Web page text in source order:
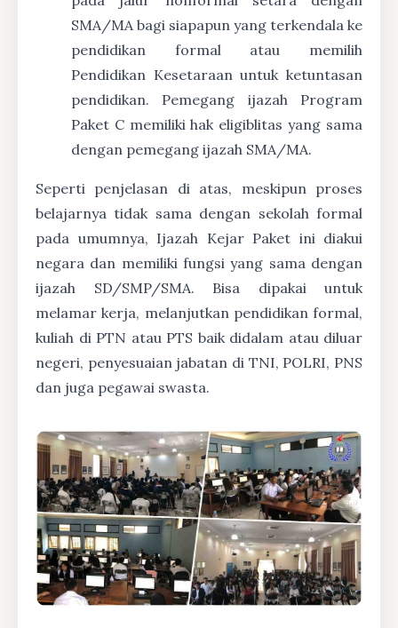
SMA/MA bagi siapapun yang terkendala ke
pendidikan formal atau memilih
Pendidikan Kesetaraan untuk ketuntasan
pendidikan. Pemegang ijazah Program
Paket C memiliki hak eligiblitas yang sama
dengan pemegang ijazah SMA/MA.
Seperti penjelasan di atas, meskipun proses
belajarnya tidak sama dengan sekolah formal
pada umumnya, Ijazah Kejar Paket ini diakui
negara dan memiliki fungsi yang sama dengan
ijazah SD/SMP/SMA. Bisa dipakai untuk
melamar kerja, melanjutkan pendidikan formal,
kuliah di PTN atau PTS baik didalam atau diluar
negeri, penyesuaian jabatan di TNI, POLRI, PNS
dan juga pegawai swasta.